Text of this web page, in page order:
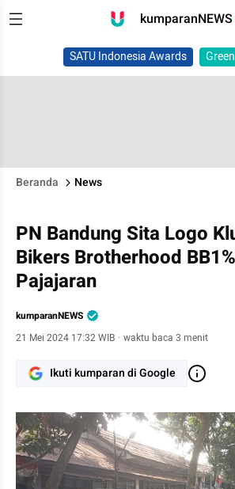
kumparanNEWS
SATU Indonesia Awards
Beranda News
PN Bandung Sita Logo
Bikers Brotherhood
Pajajaran
kumparanNEWS
21 Mei 2024 17:32 WIB · waktu baca 3 menit
Ikuti kumparan di Google